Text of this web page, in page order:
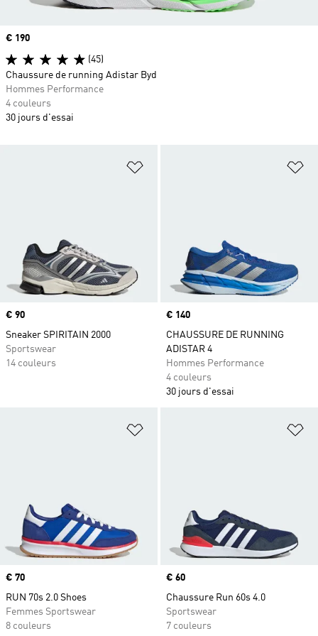
Ajouter à la Liste de produits
Prix
€ 90
Sneaker SPIRITAIN 2000
Sportswear
14 couleurs
Prix
€ 140
CHAUSSURE DE RUNNING
ADISTAR 4
Hommes Performance
4 couleurs
30 jours d'essai
Ajouter à la Liste de produits
Prix
€ 70
RUN 70s 2.0 Shoes
Femmes Sportswear
8 couleurs
Prix
€ 60
Chaussure Run 60s 4.0
Sportswear
7 couleurs
Prix
€ 190
(45)
Chaussure de running Adistar Byd
Hommes Performance
4 couleurs
30 jours d'essai